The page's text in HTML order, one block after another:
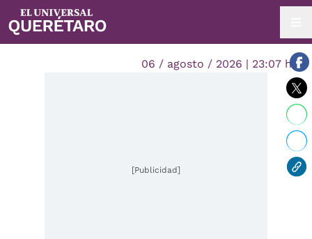
06 / agosto / 2026 | 23:07 hrs.
[Publicidad]